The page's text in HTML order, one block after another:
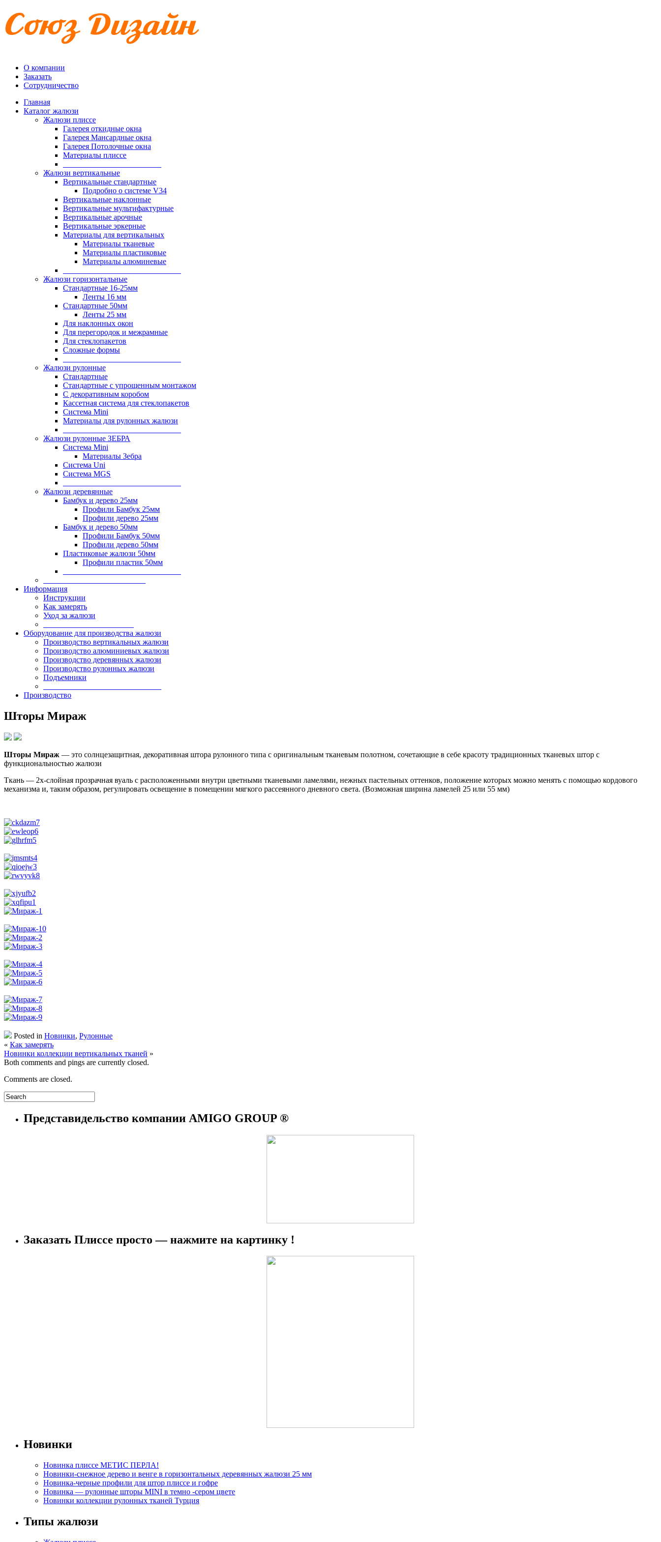
О компании
Заказать
Сотрудничество
Главная
Каталог жалюзи
Жалюзи плиссе
Галерея откидные окна
Галерея Мансардные окна
Галерея Потолочные окна
Материалы плиссе
Жалюзи вертикальные
Вертикальные стандартные
Подробно о системе V34
Вертикальные наклонные
Вертикальные мультифактурные
Вертикальные арочные
Вертикальные эркерные
Материалы для вертикальных
Материалы тканевые
Материалы пластиковые
Материалы алюминевые
Жалюзи горизонтальные
Стандартные 16-25мм
Ленты 16 мм
Стандартные 50мм
Ленты 25 мм
Для наклонных окон
Для перегородок и межрамные
Для стеклопакетов
Сложные формы
Жалюзи рулонные
Стандартные
Стандартные с упрощенным монтажом
С декоративным коробом
Кассетная система для стеклопакетов
Система Mini
Материалы для рулонных жалюзи
Жалюзи рулонные ЗЕБРА
Система Mini
Материалы Зебра
Система Uni
Система MGS
Жалюзи деревянные
Бамбук и дерево 25мм
Профили Бамбук 25мм
Профили дерево 25мм
Бамбук и дерево 50мм
Профили Бамбук 50мм
Профили дерево 50мм
Пластиковые жалюзи 50мм
Профили пластик 50мм
Информация
Инструкции
Как замерять
Уход за жалюзи
Оборудование для производства жалюзи
Производство вертикальных жалюзи
Производство алюминиевых жалюзи
Производство деревянных жалюзи
Производство рулонных жалюзи
Подъемники
Производство
Шторы Мираж
Шторы Мираж — это солнцезащитная, декоративная штора рулонного типа с оригинальным тканевым полотном, сочетающие в себе красоту традиционных тканевых штор с
функциональностью жалюзи
Ткань — 2х-слойная прозрачная вуаль с расположенными внутри цветными тканевыми ламелями, нежных пастельных оттенков, положение которых можно менять с помощью кордового
механизма и, таким образом, регулировать освещение в помещении мягкого рассеянного дневного света. (Возможная ширина ламелей 25 или 55 мм)
Posted in Новинки, Рулонные
« Как замерять
Новинки коллекции вертикальных тканей »
Both comments and pings are currently closed.
Comments are closed.
Представидельство компании AMIGO GROUP ®
Заказать Плиссе просто — нажмите на картинку !
Новинки
Новинка плиссе МЕТИС ПЕРЛА!
Новинки-снежное дерево и венге в горизонтальных деревянных жалюзи 25 мм
Новинка-черные профили для штор плиссе и гофре
Новинка — рулонные шторы MINI в темно -сером цвете
Новинки коллекции рулонных тканей Турция
Типы жалюзи